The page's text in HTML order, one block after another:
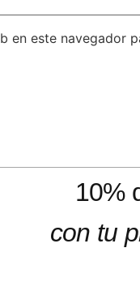
en este navegador
10%
con tu